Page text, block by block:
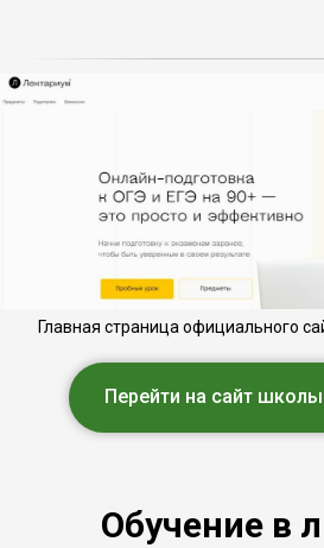
Главная страница официального
Перейти на сайт
Обучение в